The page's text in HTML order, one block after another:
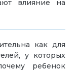
влияние на
как для
у которых
ребенок